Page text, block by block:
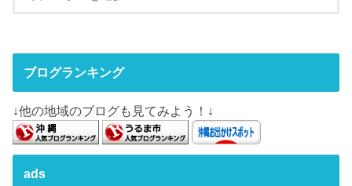
ブログランキング
↓他の地域のブログも見てみよう！↓
ads